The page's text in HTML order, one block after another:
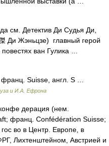
см. Детектив Ди Судья Ди,
Ди Жэньцзе) главный герой
повестях ван Гулика …
Suisse, англ. S …
и И.А. Ефрона
дерация (нем.
франц. Confédération Suisse;
во в Центр. Европе, в
Лихтенштейном, Австрией и